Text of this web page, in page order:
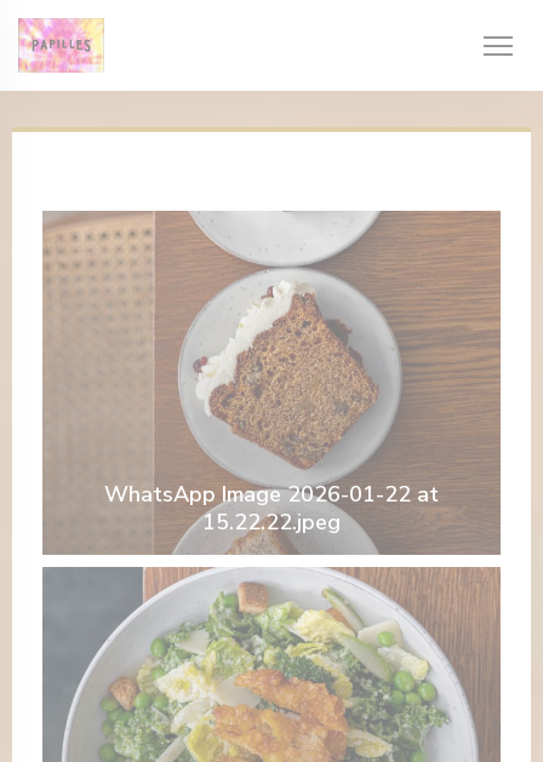
Personalización de sus opciones de cookies
WhatsApp Image 2026-01-22 at
15.22.22.jpeg